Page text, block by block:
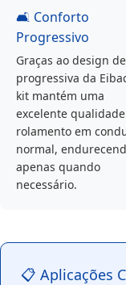
🛋️ Conforto
Progressivo
Graças ao design
progressiva da
kit mantém uma
excelente
rolamento em
normal,
apenas quando
necessário.
📋 Aplicações